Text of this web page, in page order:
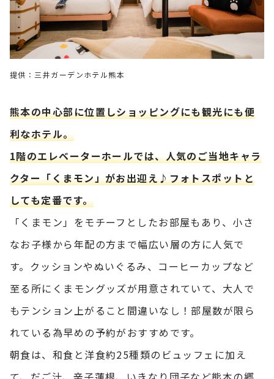
提供：三井ガーデンホテル熊本
熊本の中心部に位置しショッピングにも観光にも便
利なホテル。
1階のエレベーターホールでは、人気のご当地キャラ
クター「くまモン」がお出迎え♪フォトスポットと
しても定番です。
「くまモン」をモチーフとしたお部屋もあり、小さ
なお子様から年配の方まで幅広い層の方に人気で
す。クッションやぬいぐるみ、コーヒーカップなど
至る所にくまモングッズが用意されていて、大人で
もテンション上がること間違いなし！部屋数が限ら
れている為早めの予約がおすすめです。
朝食は、和食と洋食約25種類のビュッフェに加え